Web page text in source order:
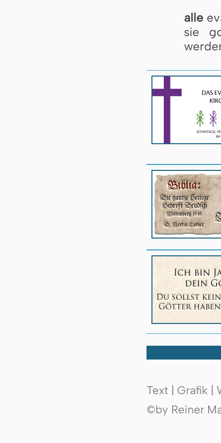
alle
sie
Text | Grafik |
©by Reiner